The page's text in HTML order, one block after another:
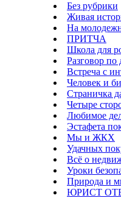
Без рубрики
Живая
На
ПРИТЧА
Школа для
Разговор
Встреча с
Человек и
Страничка
Четыре
Любимое
Эстафета
Мы и ЖКХ
Удачных
Всё о
Уроки
Природа и
ЮРИСТ